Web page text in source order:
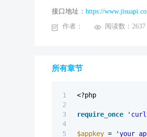
接口地址： https://
作者： 阅读数：2637
所有章节
1
2
3
4
5
<?php
require_once
$appkey =